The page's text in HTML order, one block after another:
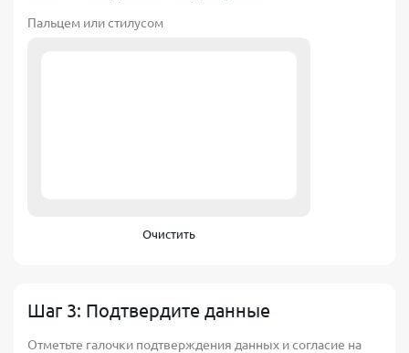
Пальцем или стилусом
Очистить
Шаг 3: Подтвердите данные
Отметьте галочки подтверждения данных и согласие на